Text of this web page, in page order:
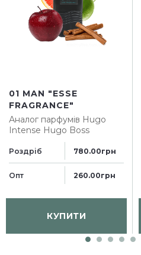
01 MAN "ESSE
FRAGRANCE"
Аналог парфумів Hugo
Intense Hugo Boss
Роздріб 780.00грн
Опт 260.00грн
КУПИТИ